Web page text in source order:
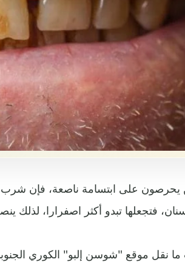
على ابتسامة ناصعة، فإن شرب
نقل موقع "شوسن إلبو" الكوري